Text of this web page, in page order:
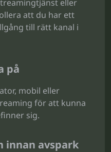
eller
att du har ett
till rätt kanal i
på
mobil eller
för att kunna
sig.
innan avspark